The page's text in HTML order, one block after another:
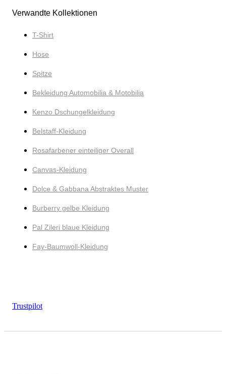
Verwandte Kollektionen
T-Shirt
Hose
Spitze
Bekleidung Automobilia & Motobilia
Kenzo Dschungelkleidung
Belstaff-Kleidung
Rosafarbener einteiliger Overall
Canvas-Kleidung
Dolce & Gabbana Abstraktes Muster
Burberry gelbe Kleidung
Pal Zileri blaue Kleidung
Fay-Baumwoll-Kleidung
Trustpilot